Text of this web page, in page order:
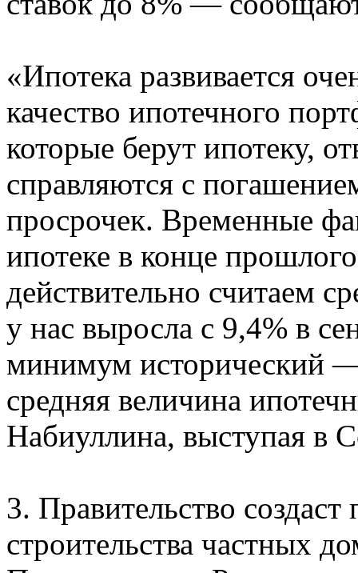
«Ипотека развивается
качество ипотечного
которые берут ипотеку,
справляются с
просрочек. Временные
ипотеке в конце
действительно считаем
у нас выросла с 9,4% в
минимум исторический
средняя величина
Набиуллина, выступая в
3. Правительство
строительства частных